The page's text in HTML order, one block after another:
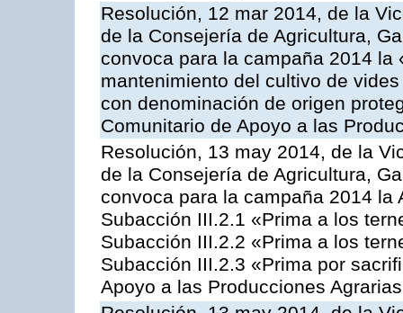
Resolución, 12 mar 2014, de la
de la Consejería de Agricultura,
convoca para la campaña 2014 la
mantenimiento del cultivo de
con denominación de origen
Comunitario de Apoyo a las
Resolución, 13 may 2014, de la
de la Consejería de Agricultura,
convoca para la campaña 2014
Subacción III.2.1 «Prima a los
Subacción III.2.2 «Prima a los
Subacción III.2.3 «Prima por
Apoyo a las Producciones